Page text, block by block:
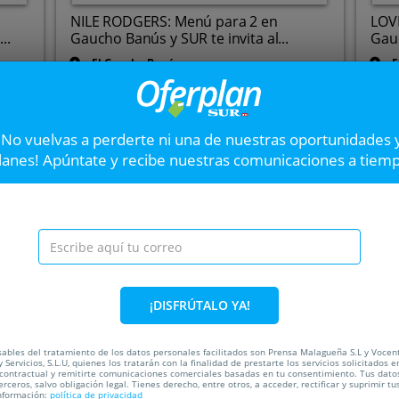
NILE RODGERS: Menú para 2 en
Gaucho Banús y SUR te invita al...
El Gaucho Banús
Calle Albinoni. Marbella.
Málaga
26 Ago 7
VER OFERTA
Entrada para
Marbella Arena, el gran
vuelvas a perderte ni una de nuestras oportunidades
Apúntate y recibe nuestras comunicaciones a
¡DISFRÚTALO YA!
del tratamiento de los datos personales facilitados son Prensa Malagueña S.L y
Servicios, S.L.U, quienes los tratarán con la finalidad de prestarte los servicios solicitados
y remitirte comunicaciones comerciales basadas en tu consentimiento. Tus
salvo obligación legal. Tienes derecho, entre otros, a acceder, rectificar y suprimir
política de privacidad